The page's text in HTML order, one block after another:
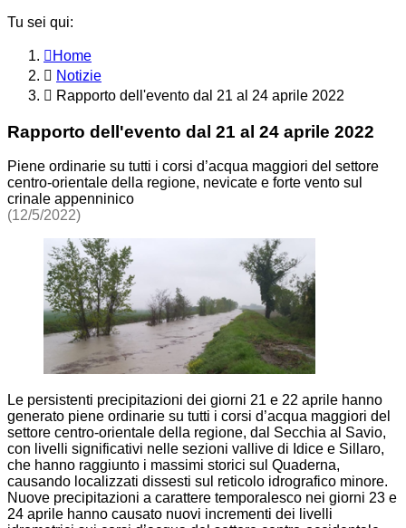
Tu sei qui:
Home
Notizie
Rapporto dell'evento dal 21 al 24 aprile 2022
Rapporto dell'evento dal 21 al 24 aprile 2022
Piene ordinarie su tutti i corsi d’acqua maggiori del settore
centro-orientale della regione, nevicate e forte vento sul
crinale appenninico
(12/5/2022)
Le persistenti precipitazioni dei giorni 21 e 22 aprile hanno
generato piene ordinarie su tutti i corsi d’acqua maggiori del
settore centro-orientale della regione, dal Secchia al Savio,
con livelli significativi nelle sezioni vallive di Idice e Sillaro,
che hanno raggiunto i massimi storici sul Quaderna,
causando localizzati dissesti sul reticolo idrografico minore.
Nuove precipitazioni a carattere temporalesco nei giorni 23 e
24 aprile hanno causato nuovi incrementi dei livelli